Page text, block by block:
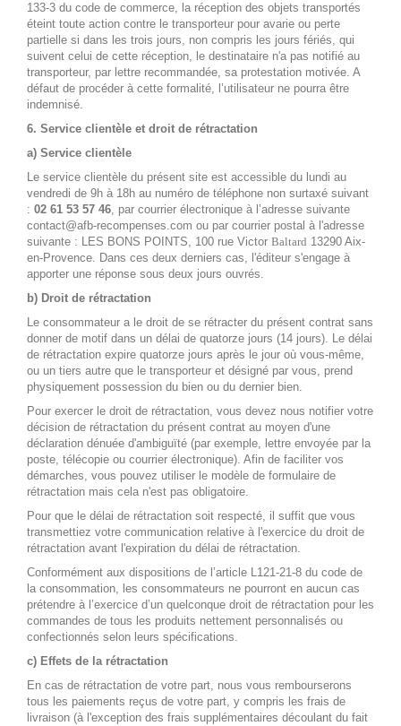
133-3 du code de commerce, la réception des objets transportés
éteint toute action contre le transporteur pour avarie ou perte
partielle si dans les trois jours, non compris les jours fériés, qui
suivent celui de cette réception, le destinataire n'a pas notifié au
transporteur, par lettre recommandée, sa protestation motivée. A
défaut de procéder à cette formalité, l’utilisateur ne pourra être
indemnisé.
6. Service clientèle et droit de rétractation
a) Service clientèle
Le service clientèle du présent site est accessible du lundi au
vendredi de 9h à 18h au numéro de téléphone non surtaxé suivant
: 02 61 53 57 46, par courrier électronique à l’adresse suivante
contact@afb-recompenses.com ou par courrier postal à l'adresse
suivante : LES BONS POINTS, 100 rue Victor Baltard 13290 Aix-
en-Provence. Dans ces deux derniers cas, l'éditeur s'engage à
apporter une réponse sous deux jours ouvrés.
b) Droit de rétractation
Le consommateur a le droit de se rétracter du présent contrat sans
donner de motif dans un délai de quatorze jours (14 jours). Le délai
de rétractation expire quatorze jours après le jour où vous-même,
ou un tiers autre que le transporteur et désigné par vous, prend
physiquement possession du bien ou du dernier bien.
Pour exercer le droit de rétractation, vous devez nous notifier votre
décision de rétractation du présent contrat au moyen d'une
déclaration dénuée d'ambiguïté (par exemple, lettre envoyée par la
poste, télécopie ou courrier électronique). Afin de faciliter vos
démarches, vous pouvez utiliser le modèle de formulaire de
rétractation mais cela n'est pas obligatoire.
Pour que le délai de rétractation soit respecté, il suffit que vous
transmettiez votre communication relative à l'exercice du droit de
rétractation avant l'expiration du délai de rétractation.
Conformément aux dispositions de l’article L121-21-8 du code de
la consommation, les consommateurs ne pourront en aucun cas
prétendre à l’exercice d’un quelconque droit de rétractation pour les
commandes de tous les produits nettement personnalisés ou
confectionnés selon leurs spécifications.
c) Effets de la rétractation
En cas de rétractation de votre part, nous vous rembourserons
tous les paiements reçus de votre part, y compris les frais de
livraison (à l'exception des frais supplémentaires découlant du fait